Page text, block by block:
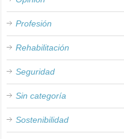
Profesión
Rehabilitación
Seguridad
Sin categoría
Sostenibilidad